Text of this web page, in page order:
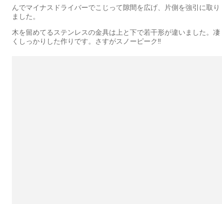
んでマイナスドライバーでこじって隙間を広げ、片側を強引に取り
ました。
木を留めてるステンレスの金具は上と下で若干形が違いました。凄
くしっかりした作りです。さすがスノーピーク‼️